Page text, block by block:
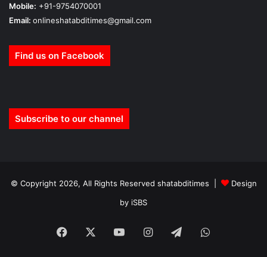
Mobile: +91-9754070001
Email: onlineshatabditimes@gmail.com
Find us on Facebook
Subscribe to our channel
© Copyright 2026, All Rights Reserved shatabditimes |
Design
by iSBS
Facebook YouTubeInstagram
TelegramWhatsApp